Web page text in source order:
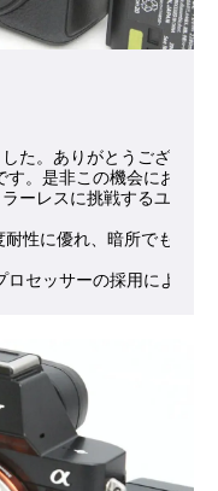
た。ありがとうございま
。是非この機会にお問合
ーレスに挑戦するユー
性に優れ、暗所でもノ
セッサーの採用により